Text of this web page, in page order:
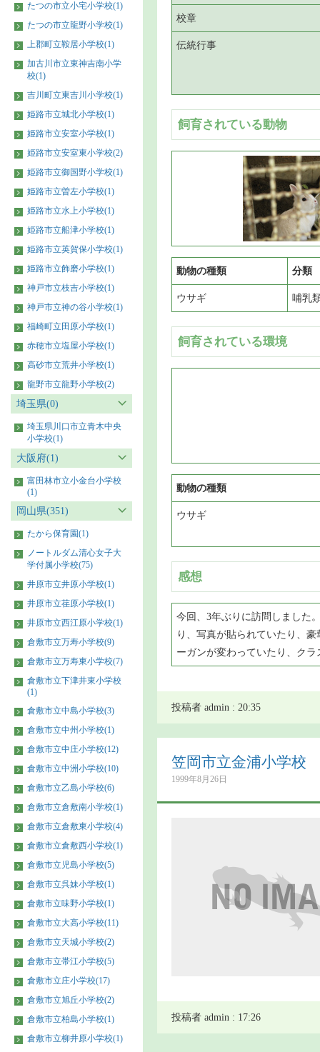
校章
伝統行事
飼育されている動物
動物の種類 分類
ウサギ 哺乳
飼育されている環境
動物の種類
ウサギ
感想
今回、3年ぶりに訪問しました
り、写真が貼られていたり、
ーガンが変わっていたり、ク
投稿者 admin : 20:35
笠岡市立金浦小学校
1999年8月26日
投稿者 admin : 17:26
たつの市立小宅小学校(1)
たつの市立龍野小学校(1)
上郡町立鞍居小学校(1)
加古川市立東神吉南小学
校(1)
吉川町立東吉川小学校(1)
姫路市立城北小学校(1)
姫路市立安室小学校(1)
姫路市立安室東小学校(2)
姫路市立御国野小学校(1)
姫路市立曽左小学校(1)
姫路市立水上小学校(1)
姫路市立船津小学校(1)
姫路市立英賀保小学校(1)
姫路市立飾磨小学校(1)
神戸市立枝吉小学校(1)
神戸市立神の谷小学校(1)
福崎町立田原小学校(1)
赤穂市立塩屋小学校(1)
高砂市立荒井小学校(1)
龍野市立龍野小学校(2)
埼玉県(0)
埼玉県川口市立青木中央
小学校(1)
大阪府(1)
富田林市立小金台小学校
(1)
岡山県(351)
たから保育園(1)
ノートルダム清心女子大
学付属小学校(75)
井原市立井原小学校(1)
井原市立荏原小学校(1)
井原市立西江原小学校(1)
倉敷市立万寿小学校(9)
倉敷市立万寿東小学校(7)
倉敷市立下津井東小学校
(1)
倉敷市立中島小学校(3)
倉敷市立中州小学校(1)
倉敷市立中庄小学校(12)
倉敷市立中洲小学校(10)
倉敷市立乙島小学校(6)
倉敷市立倉敷南小学校(1)
倉敷市立倉敷東小学校(4)
倉敷市立倉敷西小学校(1)
倉敷市立児島小学校(5)
倉敷市立呉妹小学校(1)
倉敷市立味野小学校(1)
倉敷市立大高小学校(11)
倉敷市立天城小学校(2)
倉敷市立帯江小学校(5)
倉敷市立庄小学校(17)
倉敷市立旭丘小学校(2)
倉敷市立柏島小学校(1)
倉敷市立柳井原小学校(1)